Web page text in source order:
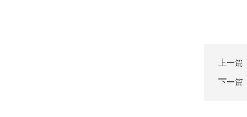
上一篇
下一篇